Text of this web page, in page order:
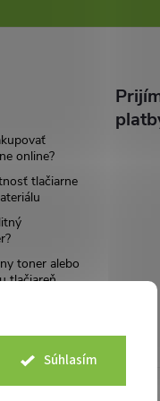
Súhlasím
online?
tlačiarne
toner alebo
tlačiareň